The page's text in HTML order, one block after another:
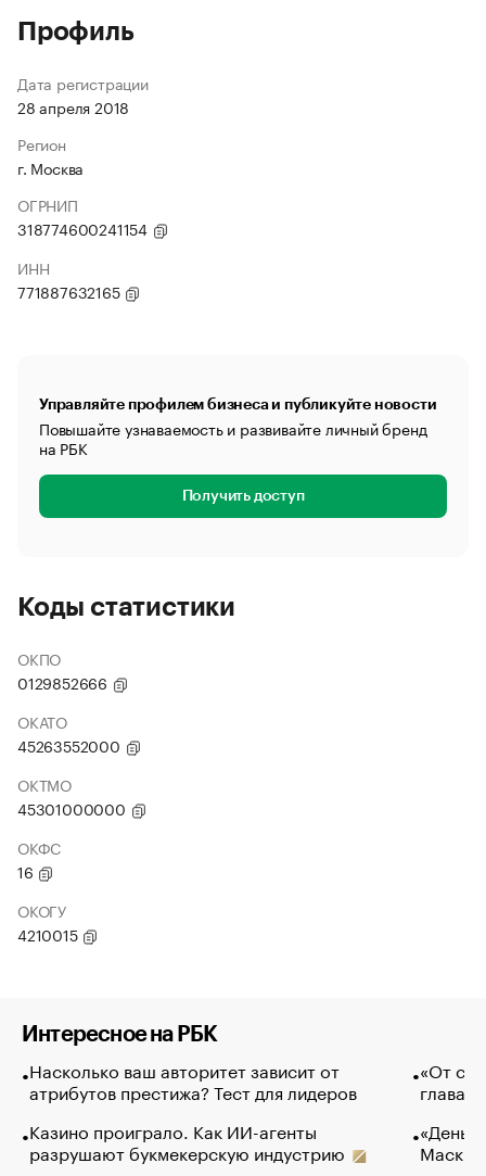
Профиль
Дата регистрации
28 апреля 2018
Регион
г. Москва
ОГРНИП
318774600241154
ИНН
771887632165
Управляйте профилем бизнеса и публикуйте новости
Повышайте узнаваемость и развивайте личный бренд
на РБК
Получить доступ
Коды статистики
ОКПО
0129852666
ОКАТО
45263552000
ОКТМО
45301000000
ОКФС
16
ОКОГУ
4210015
Интересное на РБК
Насколько ваш авторитет зависит от
атрибутов престижа? Тест для лидеров
Казино проиграло. Как ИИ-агенты
разрушают букмекерскую индустрию
«От
глава
Маск в